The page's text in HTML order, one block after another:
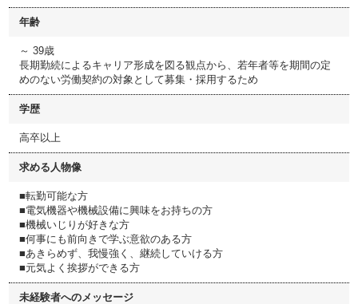
年齢
～ 39歳
長期勤続によるキャリア形成を図る観点から、若年者等を期間の定
めのない労働契約の対象として募集・採用するため
学歴
高卒以上
求める人物像
■転勤可能な方
■電気機器や機械設備に興味をお持ちの方
■機械いじりが好きな方
■何事にも前向きで学ぶ意欲のある方
■あきらめず、我慢強く、継続していける方
■元気よく挨拶ができる方
未経験者へのメッセージ